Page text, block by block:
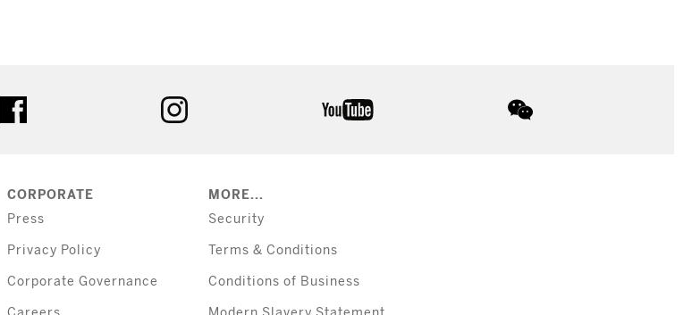
CORPORATE
Press
Privacy Policy
Corporate Governance
MORE...
Security
Terms & Conditions
Conditions of Business